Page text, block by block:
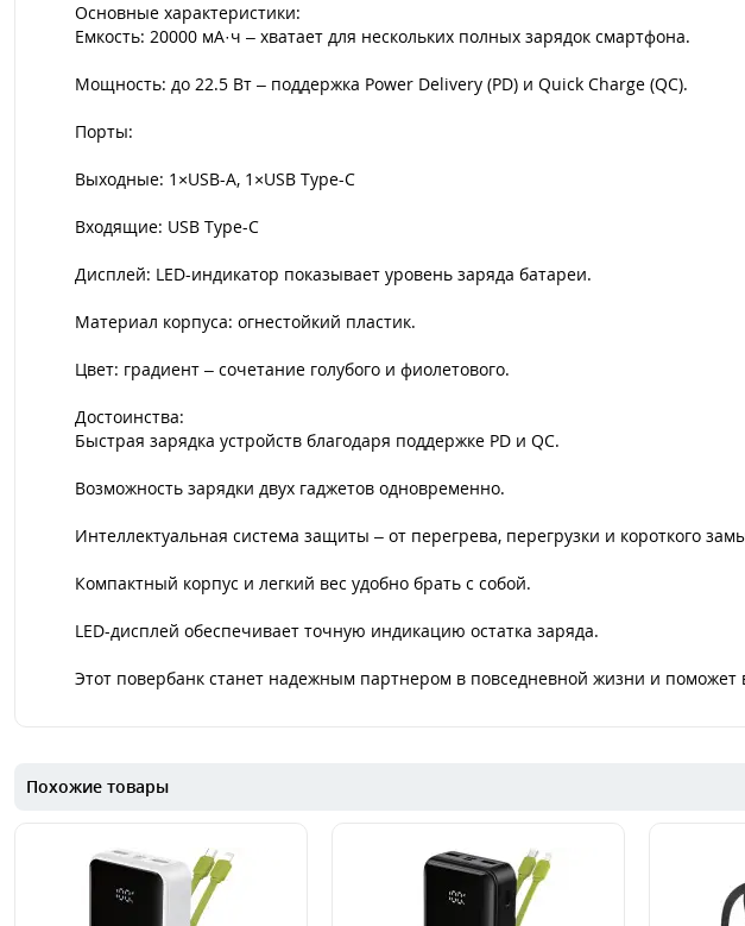
Основные характеристики:
Емкость: 20000 мА·ч – хватает для нескольких полных зарядок смартфона.
Мощность: до 22.5 Вт – поддержка Power Delivery (PD) и Quick Charge (QC).
Порты:
Выходные: 1×USB-A, 1×USB Type-C
Входящие: USB Type-C
Дисплей: LED-индикатор показывает уровень заряда батареи.
Материал корпуса: огнестойкий пластик.
Цвет: градиент – сочетание голубого и фиолетового.
Достоинства:
Быстрая зарядка устройств благодаря поддержке PD и QC.
Возможность зарядки двух гаджетов одновременно.
Интеллектуальная система защиты – от перегрева, перегрузки и короткого
Компактный корпус и легкий вес удобно брать с собой.
LED-дисплей обеспечивает точную индикацию остатка заряда.
Этот повербанк станет надежным партнером в повседневной жизни и поможет
Похожие товары